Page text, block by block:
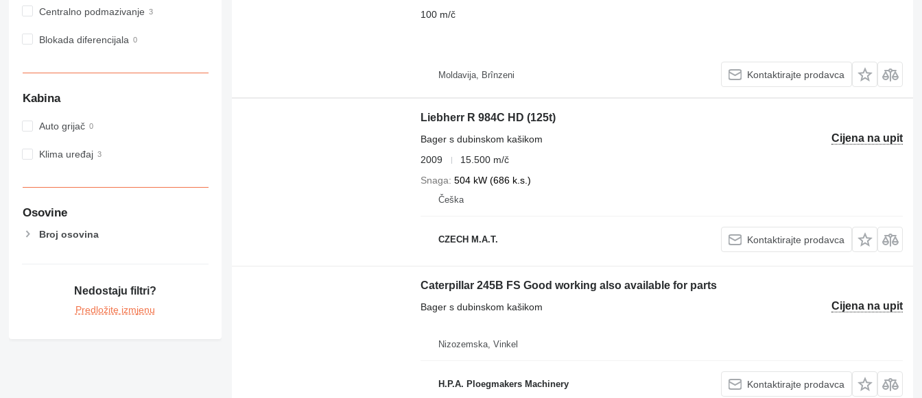
Centralno podmazivanje
Blokada diferencijala
Kabina
Auto grijač
Klima uređaj
Osovine
Broj osovina
Nedostaju filtri?
Predložite izmjenu
100 m/č
Moldavija, Brînzeni Kontaktirajte prodavca
Liebherr R 984C HD (125t)
Cijena na upit
Bager s dubinskom kašikom
2009
15.500 m/č
Snaga 504 kW (686 k.s.)
Češka
CZECH M.A.T. Kontaktirajte prodavca
Caterpillar 245B FS Good working also available for parts
Cijena na upit
Bager s dubinskom kašikom
Nizozemska, Vinkel
H.P.A. Ploegmakers Machinery Kontaktirajte prodavca